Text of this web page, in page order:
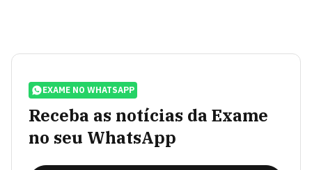
EXAME NO WHATSAPP
Receba as notícias da Exame
no seu WhatsApp